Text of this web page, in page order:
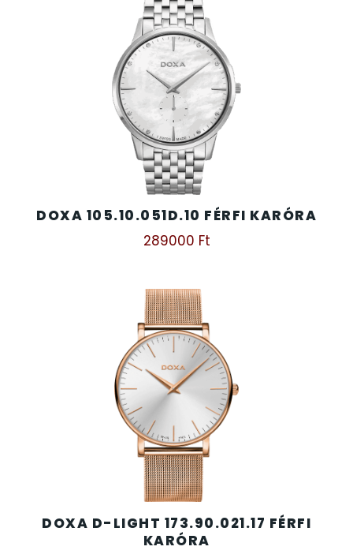
DOXA 105.10.051D.10 FÉRFI KARÓRA
289000 Ft
DOXA D-LIGHT 173.90.021.17 FÉRFI
KARÓRA
TIMESTAR HÁLÓZATI ÉBRESZTŐÓRÁK